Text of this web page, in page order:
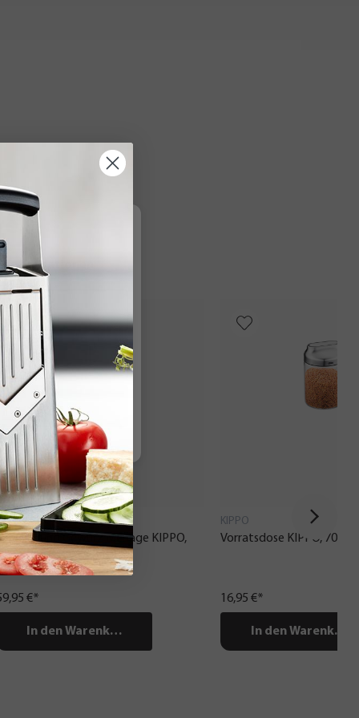
Öl und Gewürz Menage KIPPO,
teilig
€*
In den Warenkorb
KIPPO
Vorratsdose KIPPO, 700 ml
16,95 €*
In den Warenkorb
Informationen